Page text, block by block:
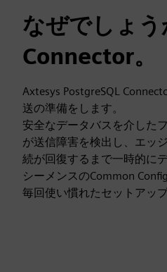
なぜでしょ
Connector。
Axtesys PostgreSQL
送の準備をします。
安全なデータバスを介した
が送信障害を検出し、エッ
続が回復するまで一時的に
シーメンスのCommon
毎回使い慣れたセットアッ